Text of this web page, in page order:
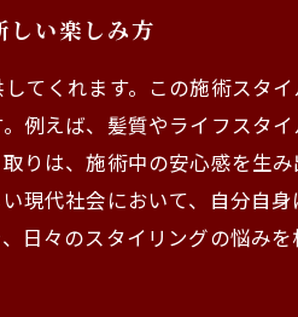
しい楽しみ方
てくれます。この施術スタ
例えば、髪質やライフスタ
りは、施術中の安心感を生
現代社会において、自分自
日々のスタイリングの悩み